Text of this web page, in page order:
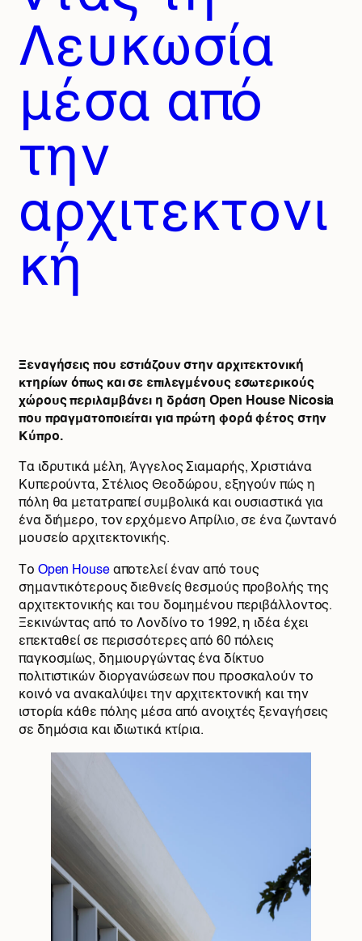
Λευκωσία
μέσα από
την
αρχιτεκτονι
κή
Ξεναγήσεις που εστιάζουν στην αρχιτεκτονική
κτηρίων όπως και σε επιλεγμένους εσωτερικούς
χώρους περιλαμβάνει η δράση Open House Nicosia
που πραγματοποιείται για πρώτη φορά φέτος στην
Κύπρο.
Τα ιδρυτικά μέλη, Άγγελος Σιαμαρής, Χριστιάνα
Κυπερούντα, Στέλιος Θεοδώρου, εξηγούν πώς η
πόλη θα μετατραπεί συμβολικά και ουσιαστικά για
ένα διήμερο, τον ερχόμενο Απρίλιο, σε ένα ζωντανό
μουσείο αρχιτεκτονικής.
Το Open Houseαποτελεί έναν από τους
σημαντικότερους διεθνείς θεσμούς προβολής της
αρχιτεκτονικής και του δομημένου περιβάλλοντος.
Ξεκινώντας από το Λονδίνο το 1992, η ιδέα έχει
επεκταθεί σε περισσότερες από 60 πόλεις
παγκοσμίως, δημιουργώντας ένα δίκτυο
πολιτιστικών διοργανώσεων που προσκαλούν το
κοινό να ανακαλύψει την αρχιτεκτονική και την
ιστορία κάθε πόλης μέσα από ανοιχτές ξεναγήσεις
σε δημόσια και ιδιωτικά κτίρια.